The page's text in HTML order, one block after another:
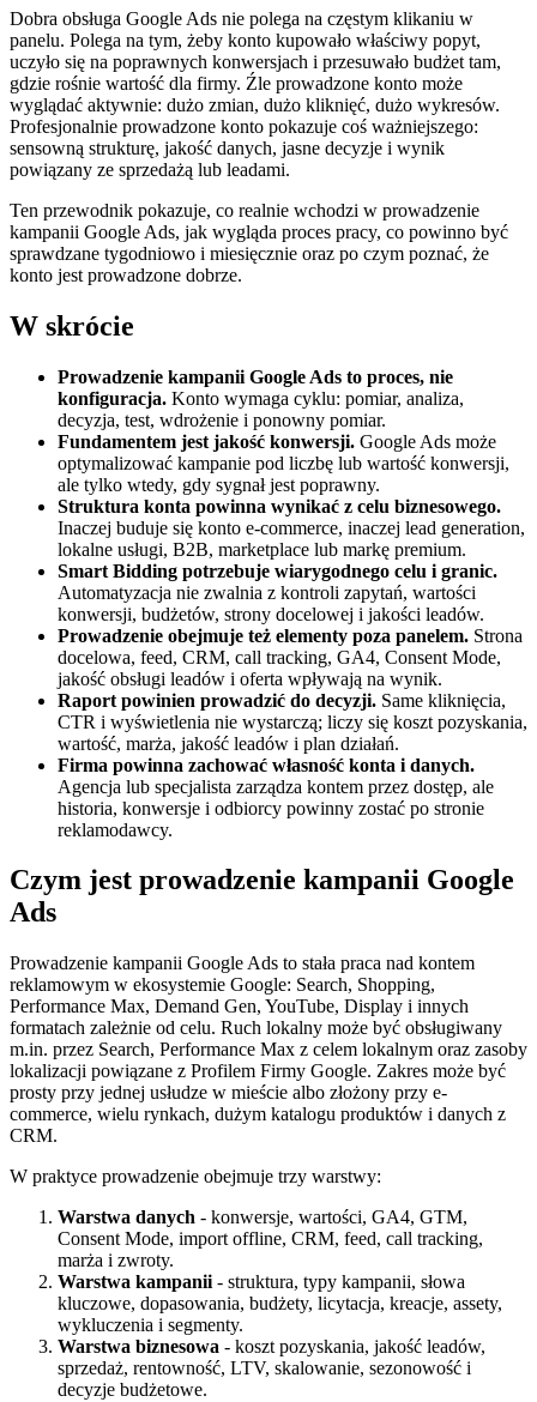
Dobra obsługa Google Ads nie polega na częstym klikaniu w
panelu. Polega na tym, żeby konto kupowało właściwy popyt,
uczyło się na poprawnych konwersjach i przesuwało budżet tam,
gdzie rośnie wartość dla firmy. Źle prowadzone konto może
wyglądać aktywnie: dużo zmian, dużo kliknięć, dużo wykresów.
Profesjonalnie prowadzone konto pokazuje coś ważniejszego:
sensowną strukturę, jakość danych, jasne decyzje i wynik
powiązany ze sprzedażą lub leadami.
Ten przewodnik pokazuje, co realnie wchodzi w prowadzenie
kampanii Google Ads, jak wygląda proces pracy, co powinno być
sprawdzane tygodniowo i miesięcznie oraz po czym poznać, że
konto jest prowadzone dobrze.
W skrócie
Prowadzenie kampanii Google Ads to proces, nie
konfiguracja. Konto wymaga cyklu: pomiar, analiza,
decyzja, test, wdrożenie i ponowny pomiar.
Fundamentem jest jakość konwersji. Google Ads może
optymalizować kampanie pod liczbę lub wartość konwersji,
ale tylko wtedy, gdy sygnał jest poprawny.
Struktura konta powinna wynikać z celu biznesowego.
Inaczej buduje się konto e-commerce, inaczej lead generation,
lokalne usługi, B2B, marketplace lub markę premium.
Smart Bidding potrzebuje wiarygodnego celu i granic.
Automatyzacja nie zwalnia z kontroli zapytań, wartości
konwersji, budżetów, strony docelowej i jakości leadów.
Prowadzenie obejmuje też elementy poza panelem. Strona
docelowa, feed, CRM, call tracking, GA4, Consent Mode,
jakość obsługi leadów i oferta wpływają na wynik.
Raport powinien prowadzić do decyzji. Same kliknięcia,
CTR i wyświetlenia nie wystarczą; liczy się koszt pozyskania,
wartość, marża, jakość leadów i plan działań.
Firma powinna zachować własność konta i danych.
Agencja lub specjalista zarządza kontem przez dostęp, ale
historia, konwersje i odbiorcy powinny zostać po stronie
reklamodawcy.
Czym jest prowadzenie kampanii Google
Ads
Prowadzenie kampanii Google Ads to stała praca nad kontem
reklamowym w ekosystemie Google: Search, Shopping,
Performance Max, Demand Gen, YouTube, Display i innych
formatach zależnie od celu. Ruch lokalny może być obsługiwany
m.in. przez Search, Performance Max z celem lokalnym oraz zasoby
lokalizacji powiązane z Profilem Firmy Google. Zakres może być
prosty przy jednej usłudze w mieście albo złożony przy e-
commerce, wielu rynkach, dużym katalogu produktów i danych z
CRM.
W praktyce prowadzenie obejmuje trzy warstwy:
Warstwa danych - konwersje, wartości, GA4, GTM,
Consent Mode, import offline, CRM, feed, call tracking,
marża i zwroty.
Warstwa kampanii - struktura, typy kampanii, słowa
kluczowe, dopasowania, budżety, licytacja, kreacje, assety,
wykluczenia i segmenty.
Warstwa biznesowa - koszt pozyskania, jakość leadów,
sprzedaż, rentowność, LTV, skalowanie, sezonowość i
decyzje budżetowe.